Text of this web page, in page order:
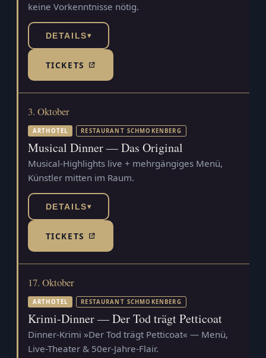
keine Vorkenntnisse nötig.
DETAILS▾
TICKETS(TICKETSHOP, ÖFFNET IN NEUEM TAB)
3. Oktober
ARTHOTEL RESTAURANT SCHMOKENBERG
Musical Dinner — Das Original
Musical-Highlights live + mehrgängiges Menü,
Künstler mitten im Raum.
DETAILS▾
TICKETS(TICKETSHOP, ÖFFNET IN NEUEM TAB)
17. Oktober
ARTHOTEL RESTAURANT SCHMOKENBERG
Krimi-Dinner — Der Tod trägt Petticoat
Dinner-Krimi »Der Tod trägt Petticoat« — Menü,
Live-Theater & 50er-Jahre-Flair.